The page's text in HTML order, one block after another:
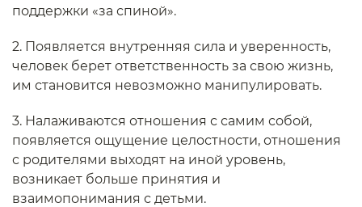
поддержки «за спиной».
2. Появляется внутренняя сила и уверенность,
человек берет ответственность за свою жизнь,
им становится невозможно манипулировать.
3. Налаживаются отношения с самим собой,
появляется ощущение целостности, отношения
с родителями выходят на иной уровень,
возникает больше принятия и
взаимопонимания с детьми.